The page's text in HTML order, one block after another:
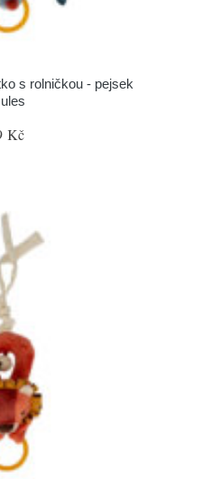
s rolničkou - pejsek
Kč